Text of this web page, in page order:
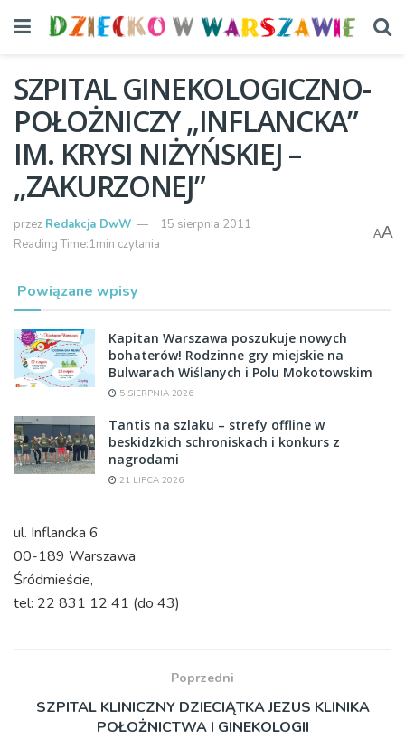
SZPITAL GINEKOLOGICZNO-
POŁOŻNICZY „INFLANCKA”
IM. KRYSI NIŻYŃSKIEJ –
„ZAKURZONEJ”
przez Redakcja DwW
15 sierpnia 2011
Reading Time:1min czytania
AA
Powiązane wpisy
Kapitan Warszawa poszukuje nowych
bohaterów! Rodzinne gry miejskie na
Bulwarach Wiślanych i Polu Mokotowskim
5 SIERPNIA 2026
Tantis na szlaku – strefy offline w
beskidzkich schroniskach i konkurs z
nagrodami
21 LIPCA 2026
ul. Inflancka 6
00-189 Warszawa
Śródmieście,
tel: 22 831 12 41 (do 43)
Poprzedni
SZPITAL KLINICZNY DZIECIĄTKA JEZUS KLINIKA
POŁOŻNICTWA I GINEKOLOGII